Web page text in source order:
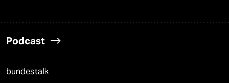
Podcast
bundestalk